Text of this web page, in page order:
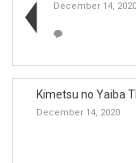
December 14, 2020
December 14, 2020